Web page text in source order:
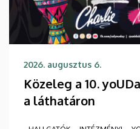
2026. augusztus 6.
Közeleg a 10.
a láthatáron